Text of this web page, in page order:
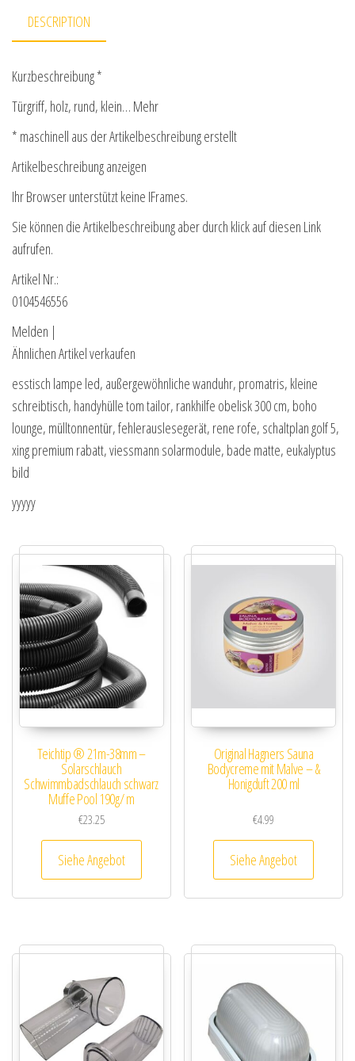
DESCRIPTION
Kurzbeschreibung *
Türgriff, holz, rund, klein… Mehr
* maschinell aus der Artikelbeschreibung erstellt
Artikelbeschreibung anzeigen
Ihr Browser unterstützt keine IFrames.
Sie können die Artikelbeschreibung aber durch klick auf diesen Link
aufrufen.
Artikel Nr.:
0104546556
Melden |
Ähnlichen Artikel verkaufen
esstisch lampe led, außergewöhnliche wanduhr, promatris, kleine
schreibtisch, handyhülle tom tailor, rankhilfe obelisk 300 cm, boho
lounge, mülltonnentür, fehlerauslesegerät, rene rofe, schaltplan golf 5,
xing premium rabatt, viessmann solarmodule, bade matte, eukalyptus
bild
yyyyy
Teichtip ® 21m-38mm –
Solarschlauch
Schwimmbadschlauch schwarz
Muffe Pool 190g/ m
€23.25
Siehe Angebot
Original Hagners Sauna
Bodycreme mit Malve – &
Honigduft 200 ml
€4.99
Siehe Angebot